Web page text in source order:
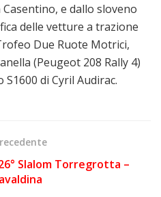
e dallo sloveno
delle vetture a trazione
Due Ruote Motrici,
(Peugeot 208 Rally 4)
di Cyril Audirac.
Slalom Torregrotta –